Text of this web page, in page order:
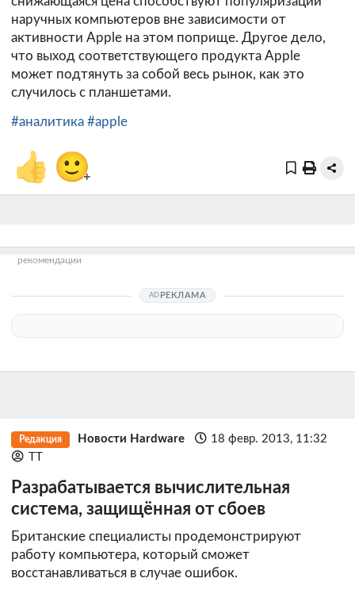
наручных компьютеров вне зависимости от
активности Apple на этом поприще. Другое дело,
что выход соответствующего продукта Apple
может подтянуть за собой весь рынок, как это
случилось с планшетами.
#аналитика #apple
👍 🙂+
рекомендации
РЕКЛАМА
Редакция Новости Hardware
18 февр. 2013, 11:32
Разрабатывается вычислительная
система, защищённая от сбоев
Британские специалисты продемонстрируют
работу компьютера, который сможет
восстанавливаться в случае ошибок.